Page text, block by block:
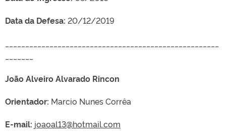
Data da Defesa: 20/12/2019
João Alveiro Alvarado Rincon
Orientador: Marcio Nunes Corrêa
E-mail: joaoal13@hotmail.com